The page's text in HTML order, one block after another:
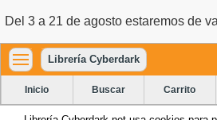
Del 3 a 21 de agosto estaremos de
Librería Cyberdark
Inicio Buscar Carrito